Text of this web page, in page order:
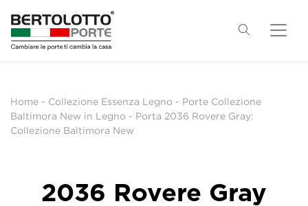
Home - Collezione Essenza Legno - Porte Collezione
Baltimora New in Legno - Porta 2036 Rovere Gray:
Collezione Baltimora New
2036 Rovere Gray